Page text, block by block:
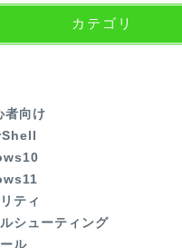
カテゴリ
者向け
ティ
ルシューティング
ル